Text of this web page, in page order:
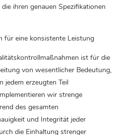
ihren genauen Spezifikationen
für eine konsistente Leistung
ist für die
von wesentlicher Bedeutung,
jedem erzeugten Teil
wir strenge
des gesamten
und Integrität jeder
die Einhaltung strenger